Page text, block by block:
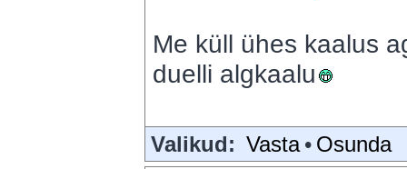
Me küll ühes kaalus
duelli algkaalu
Valikud: Vasta • Osunda